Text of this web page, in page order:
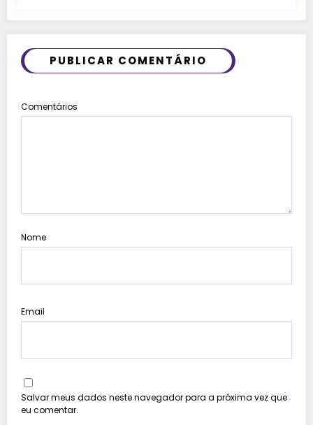
PUBLICAR COMENTÁRIO
Comentários
Nome
Email
Salvar meus dados neste navegador para a próxima vez que
eu comentar.